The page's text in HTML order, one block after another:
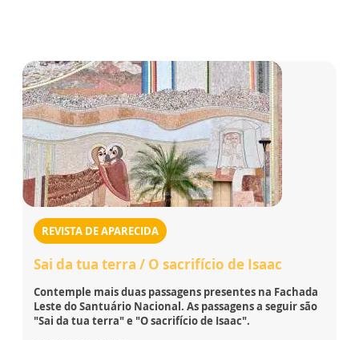
REVISTA DE APARECIDA
Sai da tua terra / O sacrifício de Isaac
Contemple mais duas passagens presentes na Fachada
Leste do Santuário Nacional. As passagens a seguir são
"Sai da tua terra" e "O sacrifício de Isaac".